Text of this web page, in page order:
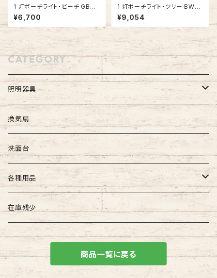
1 灯ポーチライト・ビーチ GB
(ゴールドブラック) #IM-0025
WD-GB
¥6,700
1 灯ポーチライト・ツリー BW
(ブラックウォルナット・下向き) #
IM-0036WD-BW
¥9,054
CATEGORY
照明器具
屋外照明
壁付け照明
吊下げ照明
屋内照明
壁付け照明
天井直付け照明
天井吊下げ照明
換気扇
洗面台
各種用品
照明器具用
建築用品
在庫残少
商品一覧に戻る